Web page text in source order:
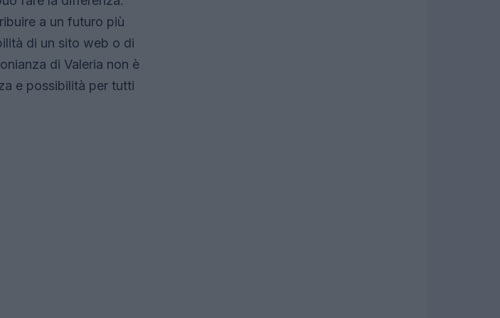
a un futuro più
di un sito web o di
di Valeria non è
e possibilità per tutti